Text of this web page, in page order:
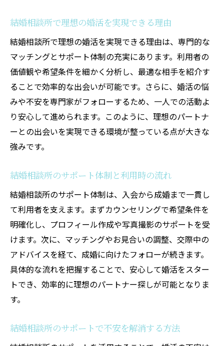
結婚相談所で理想の婚活を実現できる理由
結婚相談所で理想の婚活を実現できる理由は、専門的な
マッチングとサポート体制の充実にあります。利用者の
価値観や希望条件を細かく分析し、最適な相手を紹介す
ることで効率的な出会いが可能です。さらに、婚活の悩
みや不安を専門家がフォローするため、一人での活動よ
り安心して進められます。このように、理想のパートナ
ーとの出会いを実現できる環境が整っている点が大きな
強みです。
結婚相談所のサポート体制と利用時の流れ
結婚相談所のサポート体制は、入会から成婚まで一貫し
て利用者を支えます。まずカウンセリングで希望条件を
明確化し、プロフィール作成や写真撮影のサポートを受
けます。次に、マッチングやお見合いの調整、交際中の
アドバイスを経て、成婚に向けたフォローが続きます。
具体的な流れを把握することで、安心して婚活をスター
トでき、効率的に理想のパートナー探しが可能となりま
す。
結婚相談所のサポートで不安を解消する方法